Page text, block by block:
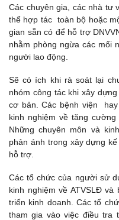
Các chuyên gia, các nhà tư
thể hợp tác toàn bộ hoặc
gian sẵn có để hỗ trợ
nhằm phòng ngừa các mối
người lao động.
Sẽ có ích khi rà soát lại
nhóm công tác khi xây
cơ bản. Các bệnh viện
kinh nghiệm về tăng
Những chuyên môn và
phản ánh trong xây dựng
hỗ trợ.
Các tổ chức của người sử
kinh nghiệm về ATVSLĐ
triển kinh doanh. Các tổ
tham gia vào việc điều tra